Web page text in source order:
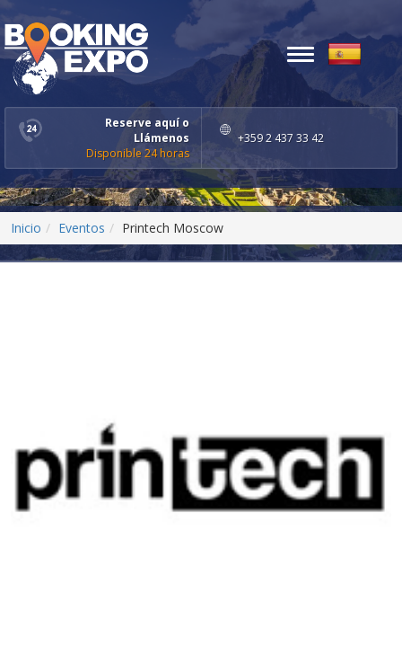
Reserve aquí o
Llámenos
Disponible 24 horas
+359 2 437 33 42
Toggle
navigation
Inicio Eventos Printech Moscow